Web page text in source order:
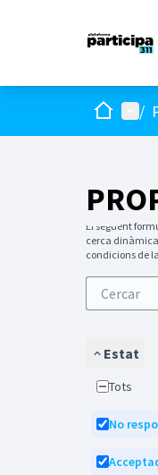
Inici /
El següent
cerca
condicions de
Estat
Tots
No